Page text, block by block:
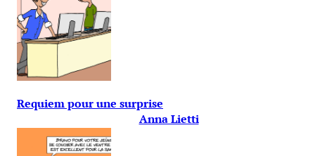
Requiem pour une surprise
Anna Lietti